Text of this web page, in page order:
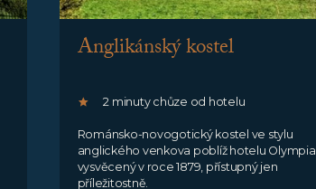
Anglikánský kostel
2 minuty chůze od hotelu
Románsko-novogotický kostel ve stylu
anglického venkova poblíž hotelu Olympia,
vysvěcený v roce 1879, přístupný jen
příležitostně.